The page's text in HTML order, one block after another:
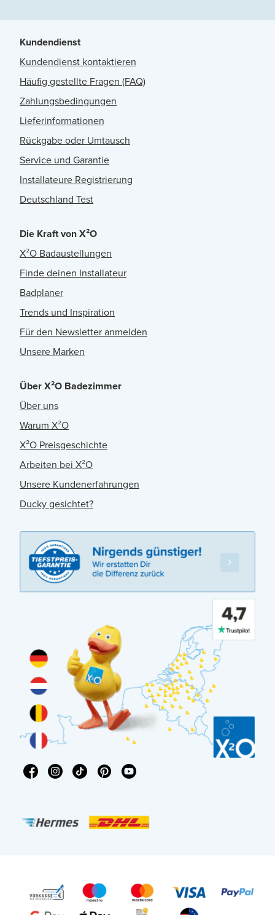
Kundendienst
Kundendienst kontaktieren
Häufig gestellte Fragen (FAQ)
Zahlungsbedingungen
Lieferinformationen
Rückgabe oder Umtausch
Service und Garantie
Installateure Registrierung
Deutschland Test
Die Kraft von X²O
X²O Badaustellungen
Finde deinen Installateur
Badplaner
Trends und Inspiration
Für den Newsletter anmelden
Unsere Marken
Über X²O Badezimmer
Über uns
Warum X²O
X²O Preisgeschichte
Arbeiten bei X²O
Unsere Kundenerfahrungen
Ducky gesichtet?